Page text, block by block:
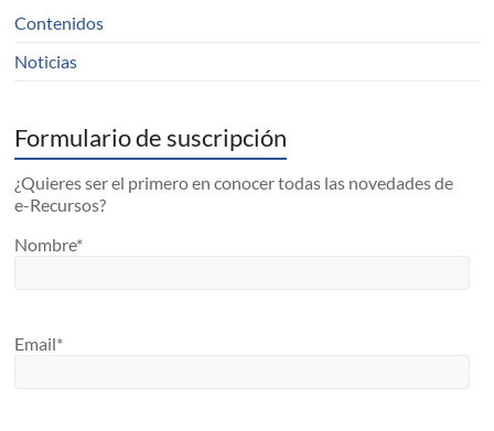
Contenidos
Noticias
Formulario de suscripción
¿Quieres ser el primero en conocer todas las novedades de
e-Recursos?
Nombre*
Email*